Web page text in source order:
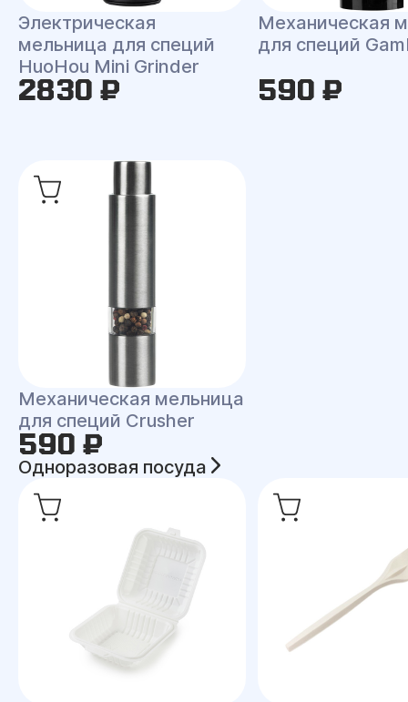
Электрическая
мельница для специй
HuoHou Mini Grinder
2830 ₽
Механическая
для специй
590 ₽
Механическая мельница
для специй Crusher
590 ₽
Одноразовая посуда